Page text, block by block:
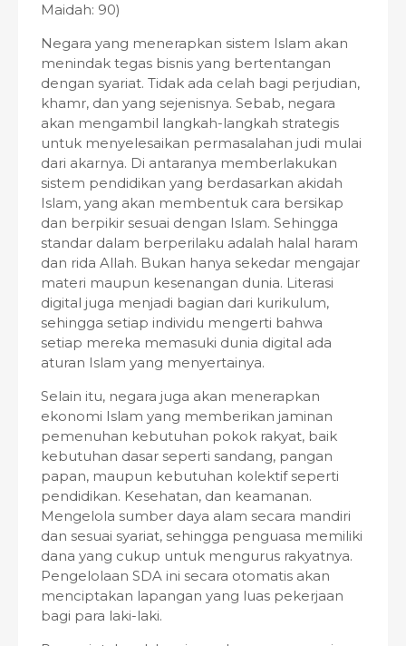
Maidah: 90)
Negara yang menerapkan sistem Islam akan
menindak tegas bisnis yang bertentangan
dengan syariat. Tidak ada celah bagi perjudian,
khamr, dan yang sejenisnya. Sebab, negara
akan mengambil langkah-langkah strategis
untuk menyelesaikan permasalahan judi mulai
dari akarnya. Di antaranya memberlakukan
sistem pendidikan yang berdasarkan akidah
Islam, yang akan membentuk cara bersikap
dan berpikir sesuai dengan Islam. Sehingga
standar dalam berperilaku adalah halal haram
dan rida Allah. Bukan hanya sekedar mengajar
materi maupun kesenangan dunia. Literasi
digital juga menjadi bagian dari kurikulum,
sehingga setiap individu mengerti bahwa
setiap mereka memasuki dunia digital ada
aturan Islam yang menyertainya.
Selain itu, negara juga akan menerapkan
ekonomi Islam yang memberikan jaminan
pemenuhan kebutuhan pokok rakyat, baik
kebutuhan dasar seperti sandang, pangan
papan, maupun kebutuhan kolektif seperti
pendidikan. Kesehatan, dan keamanan.
Mengelola sumber daya alam secara mandiri
dan sesuai syariat, sehingga penguasa memiliki
dana yang cukup untuk mengurus rakyatnya.
Pengelolaan SDA ini secara otomatis akan
menciptakan lapangan yang luas pekerjaan
bagi para laki-laki.